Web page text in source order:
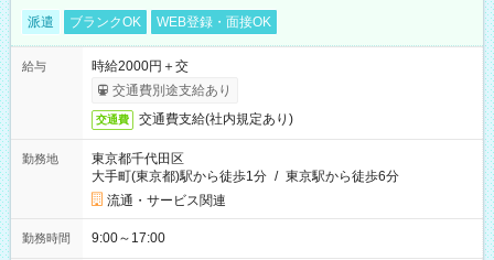
派遣 ブランクOK WEB登録・面接OK
給与
時給2000円＋交
交通費別途支給あり
交通費 交通費支給(社内規定あり)
勤務地
東京都千代田区
大手町(東京都)駅から徒歩1分 / 東京駅から徒歩6分
流通・サービス関連
勤務時間 9:00～17:00